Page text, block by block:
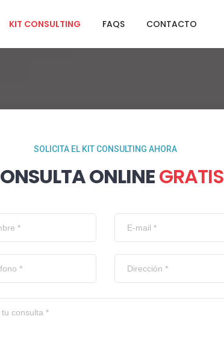
KIT CONSULTING FAQS CONTACTO
SOLICITA EL KIT CONSULTING AHORA
ONLINEGRATIS